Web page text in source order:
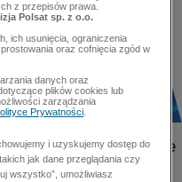
z przepisów prawa.
Polsat sp. z o.o.
ich usunięcia, ograniczenia
oraz cofnięcia zgód w
danych oraz
plików cookies lub
zarządzania
Prywatności
i uzyskujemy dostęp do
jak dane przeglądania czy
wszystko”, umożliwiasz